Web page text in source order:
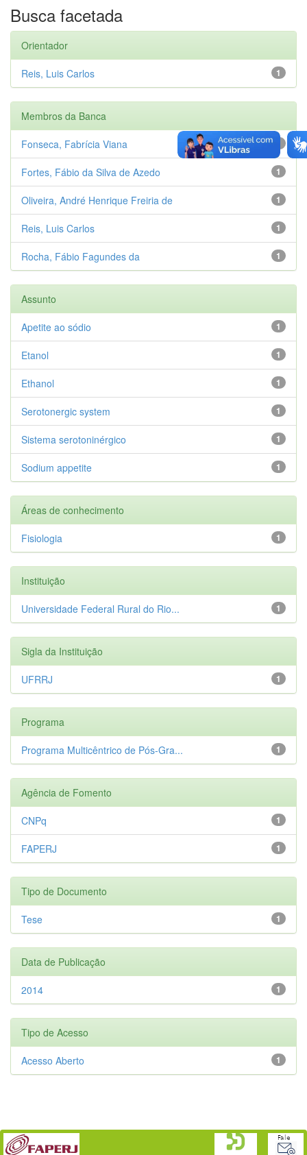
Busca facetada
Orientador
1
Reis, Luis Carlos
Membros da Banca
Fonseca, Fabrícia Viana
1
Fortes, Fábio da Silva de Azedo
1
Oliveira, André Henrique Freiria de
1
Reis, Luis Carlos
1
Rocha, Fábio Fagundes da
Assunto
1
Apetite ao sódio
1
Etanol
1
Ethanol
1
Serotonergic system
1
Sistema serotoninérgico
1
Sodium appetite
Áreas de conhecimento
1
Fisiologia
Instituição
1
Universidade Federal Rural do Rio...
Sigla da Instituição
1
UFRRJ
Programa
1
Programa Multicêntrico de Pós-Gra...
Agência de Fomento
1
CNPq
1
FAPERJ
Tipo de Documento
1
Tese
Data de Publicação
1
2014
Tipo de Acesso
1
Acesso Aberto